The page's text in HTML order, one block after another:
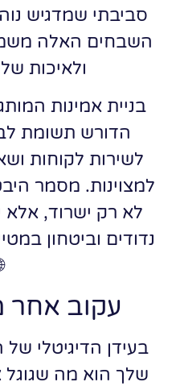
סביבתי שמדגיש
השבחים האלה
ולאיכות
בניית אמינות
הדורש תשומת
לשירות לקוחות
למצוינות. מסמר
לא רק ישרוד, אלא
נדודים וביטחון
עקוב אחר
בעידן הדיגיטלי
שלך הוא מה